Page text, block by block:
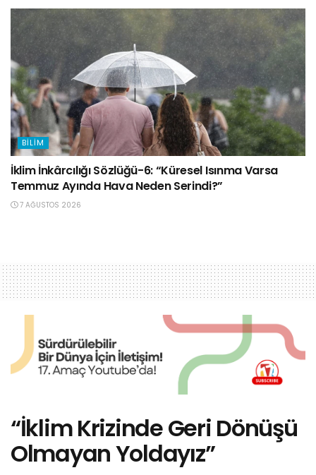
BILIM
İklim İnkârcılığı Sözlüğü-6: “Küresel Isınma Varsa
Temmuz Ayında Hava Neden Serindi?”
7 AĞUSTOS 2026
“İklim Krizinde Geri Dönüşü
Olmayan Yoldayız”